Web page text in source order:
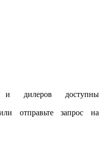
дилеров доступны
отправьте запрос на